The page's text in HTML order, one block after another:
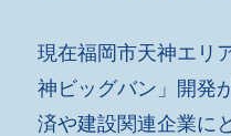
現在福岡市天神エリ
神ビッグバン」開発
済や建設関連企業に